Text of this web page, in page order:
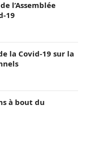
l’Assemblée
19
la Covid-19 sur la
à bout du